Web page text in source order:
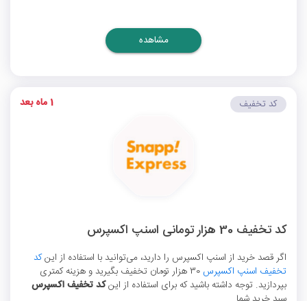
مشاهده
کد تخفیف 30 هزار تومانی اسنپ اکسپرس
اگر قصد خرید از اسنپ اکسپرس را دارید، می‌توانید با استفاده از اینکد
تخفیف اسنپ اکسپرس
30 هزار تومان تخفیف بگیرید و هزینه کمتری
بپردازید. توجه داشته باشید که برای استفاده از اینکد تخفیف اکسپرس
کد تخفیف 1 ماه بعد